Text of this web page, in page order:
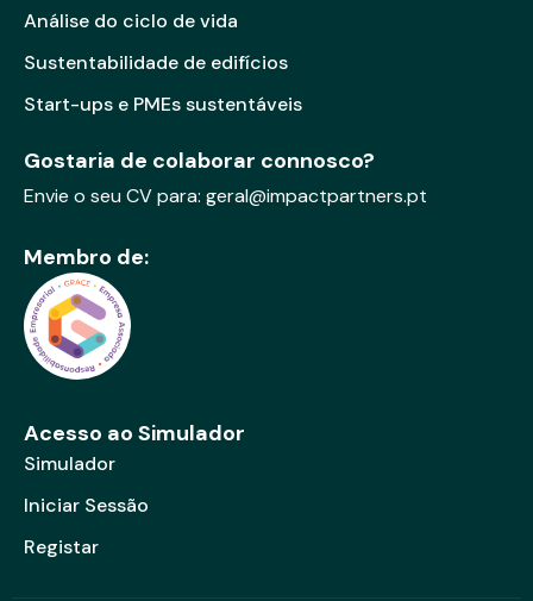
Análise do ciclo de vida
Sustentabilidade de edifícios
Start-ups e PMEs sustentáveis
Gostaria de colaborar connosco?
Envie o seu CV para: geral@impactpartners.pt
Membro de:
Acesso ao Simulador
Simulador
Iniciar Sessão
Registar